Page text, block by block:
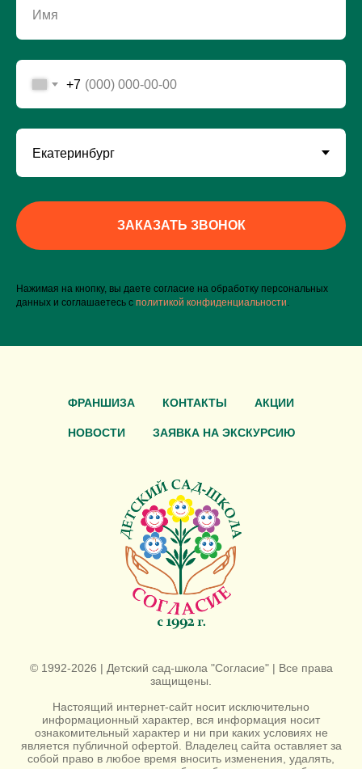
Имя
+7
ЗАКАЗАТЬ ЗВОНОК
Нажимая на кнопку, вы даете согласие на обработку персональных
данных и соглашаетесь c политикой конфиденциальности
ФРАНШИЗА КОНТАКТЫ АКЦИИ
НОВОСТИ ЗАЯВКА НА ЭКСКУРСИЮ
© 1992-2026 | Детский сад-школа "Согласие" | Все права
защищены.
Настоящий интернет-сайт носит исключительно
информационный характер, вся информация носит
ознакомительный характер и ни при каких условиях не
является публичной офертой. Владелец сайта оставляет за
собой право в любое время вносить изменения, удалять,